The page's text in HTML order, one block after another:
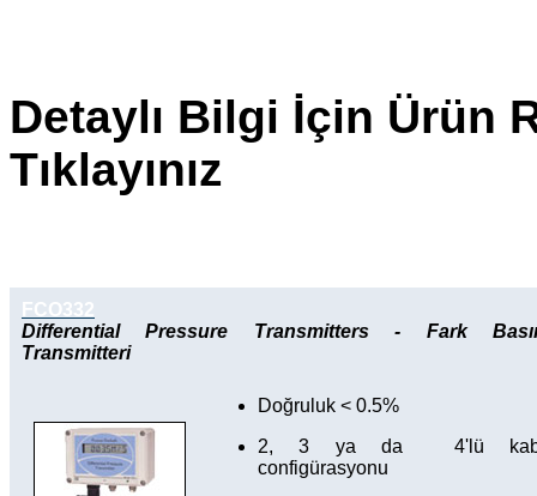
Detaylı Bilgi İçin Ürün
Tıklayınız
FCO332
Differential Pressure Transmitters- Fark
Transmitteri
Doğruluk < 0.5%
2, 3 ya da 4'lü
configürasyonu